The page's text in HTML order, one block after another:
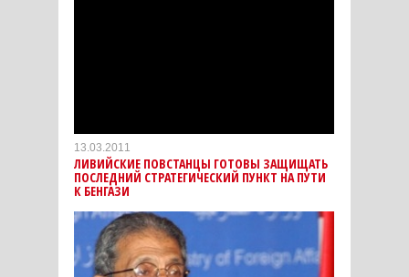
13.03.2011
ЛИВИЙСКИЕ ПОВСТАНЦЫ ГОТОВЫ ЗАЩИЩАТЬ
ПОСЛЕДНИЙ СТРАТЕГИЧЕСКИЙ ПУНКТ НА ПУТИ
К БЕНГАЗИ